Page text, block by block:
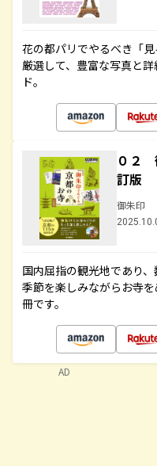
花の都パリでやるべき「
厳選して、豊富な写真と
ド。
０２
訂版
御朱印
国内屈指の観光地であり
季節を楽しみながらお寺
冊です。
AD